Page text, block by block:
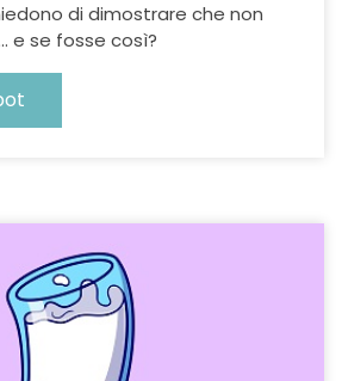
di dimostrare che non
e se fosse così?